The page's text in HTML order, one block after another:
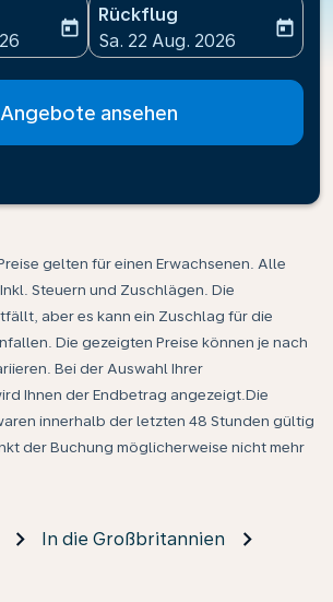
date-aria-label
today
Rückflug
fc-booking-return-date-
Sa. 22 Aug. 2026
today
Angebote ansehen
gelten für einen Erwachsenen. Alle
Steuern und Zuschlägen. Die
aber es kann ein Zuschlag für die
Die gezeigten Preise können je nach
Bei der Auswahl Ihrer
Ihnen der Endbetrag angezeigt.Die
innerhalb der letzten 48 Stunden gültig
der Buchung möglicherweise nicht mehr
In die Großbritannien